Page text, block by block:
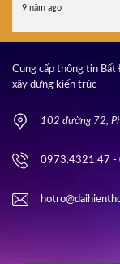
9 năm ago
Cung cấp thông tin Bất
xây dựng kiến trúc
102 đường 72,
0973.4321.47 -